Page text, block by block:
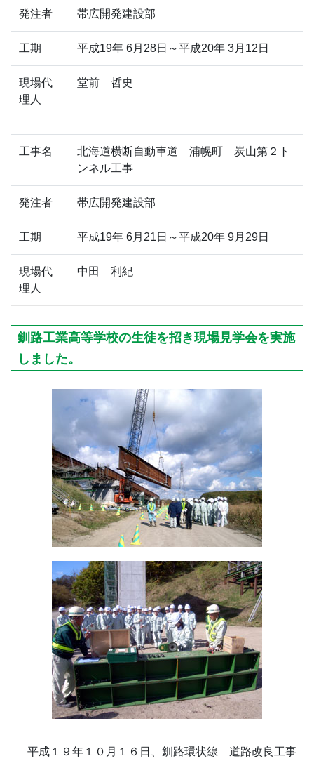
発注者 帯広開発建設部
工期 平成19年 6月28日～平成20年 3月12日
現場代
理人
堂前 哲史
工事名
北海道横断自動車道 浦幌町 炭山第２ト
ンネル工事
発注者 帯広開発建設部
工期 平成19年 6月21日～平成20年 9月29日
現場代
理人
中田 利紀
釧路工業高等学校の生徒を招き現場見学会を実施
しました。
平成１９年１０月１６日、釧路環状線 道路改良工事